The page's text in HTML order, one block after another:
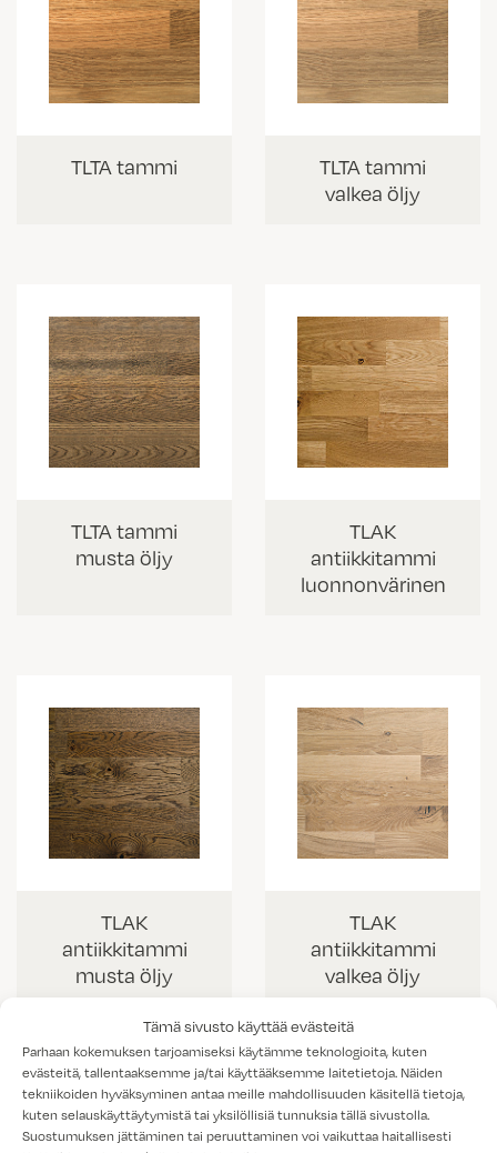
Tämä sivusto käyttää evästeitä
Parhaan kokemuksen tarjoamiseksi käytämme teknologioita, kuten
evästeitä, tallentaaksemme ja/tai käyttääksemme laitetietoja. Näiden
tekniikoiden hyväksyminen antaa meille mahdollisuuden käsitellä tietoja,
kuten selauskäyttäytymistä tai yksilöllisiä tunnuksia tällä sivustolla.
Suostumuksen jättäminen tai peruuttaminen voi vaikuttaa haitallisesti
TLTA tammi
TLTA tammi
valkea öljy
TLTA tammi
musta öljy
TLAK
antiikkitammi
luonnonvärinen
TLAK
antiikkitammi
musta öljy
TLAK
antiikkitammi
valkea öljy